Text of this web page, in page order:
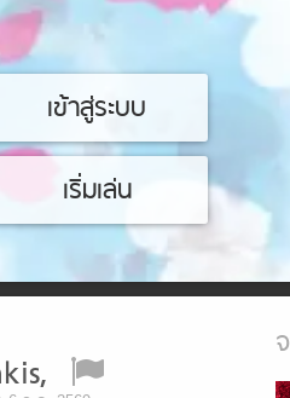
เข้าสู่ระบบ
เริ่มเล่น